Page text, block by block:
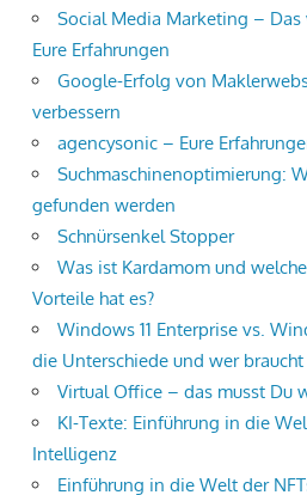
Social Media Marketing –
Eure Erfahrungen
Google-Erfolg von
verbessern
agencysonic – Eure
Suchmaschinenoptimierung:
gefunden werden
Schnürsenkel Stopper
Was ist Kardamom und
Vorteile hat es?
Windows 11 Enterprise vs.
die Unterschiede und wer
Virtual Office – das musst Du
KI-Texte: Einführung in die
Intelligenz
Einführung in die Welt der